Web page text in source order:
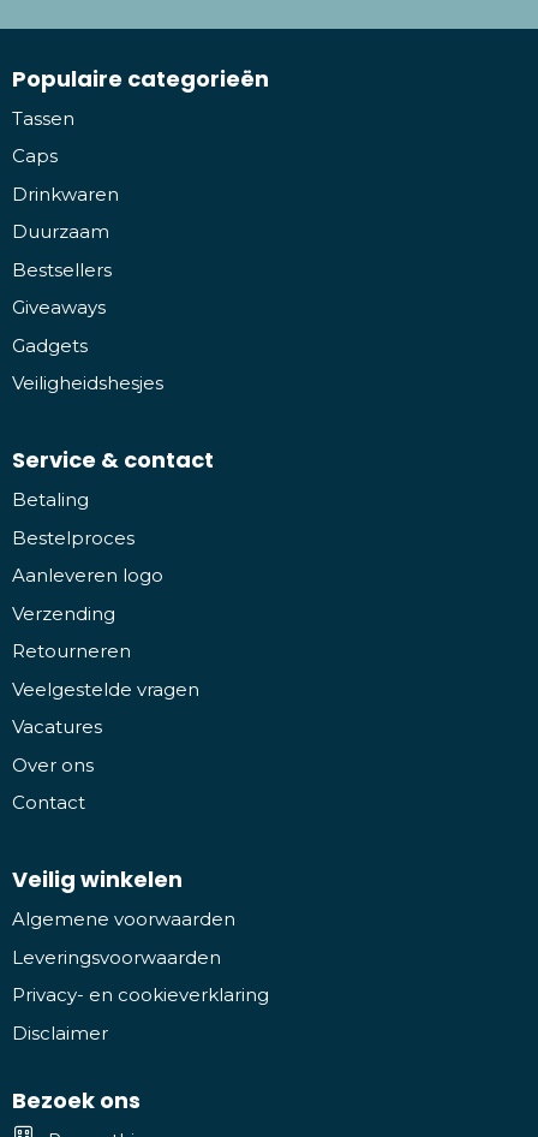
Populaire categorieën
Tassen
Caps
Drinkwaren
Duurzaam
Bestsellers
Giveaways
Gadgets
Veiligheidshesjes
Service & contact
Betaling
Bestelproces
Aanleveren logo
Verzending
Retourneren
Veelgestelde vragen
Vacatures
Over ons
Contact
Veilig winkelen
Algemene voorwaarden
Leveringsvoorwaarden
Privacy- en cookieverklaring
Disclaimer
Bezoek ons